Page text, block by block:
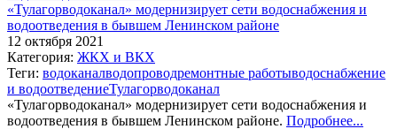
«Тулагорводоканал» модернизирует сети водоснабжения и
водоотведения в бывшем Ленинском районе
12 октября 2021
Категория: ЖКХ и ВКХ
Теги: водоканалводопроводремонтные работыводоснабжение
и водоотведениеТулагорводоканал
«Тулагорводоканал» модернизирует сети водоснабжения и
водоотведения в бывшем Ленинском районе. Подробнее...